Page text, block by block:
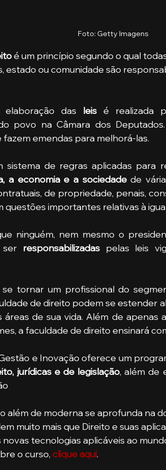
Foto: Getty Imagens
é um princípio segundo o qual
estado ou comunidade são
a elaboração das
leis é realizada
povo na Câmara dos
fazem emendas para melhorá-las.
sistema de regras aplicadas para
a economia e a sociedade de
de propriedade, penais,
importantes relativas à
responsabilizadas pelas leis
tornar um profissional do
de direito podem se estender
áreas de sua vida. Além de
a faculdade de direito ensinará
jurídicas e de legislação, além de
muito mais que Direito e suas
novas tecnologias aplicáveis ao
o curso, clique aqui.